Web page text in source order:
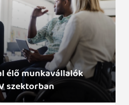
élő munkavállalók
szektorban